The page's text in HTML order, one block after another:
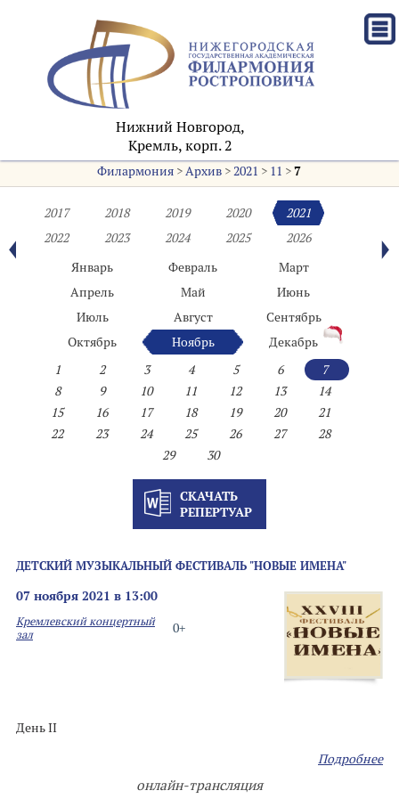
Нижний Новгород,
Кремль, корп. 2
Филармония >Архив >2021 > 11 >7
2017 2018 2019 2020
2021
2022
2023 2024 2025
2026
Январь
Февраль
Март
Апрель
Май
Июнь
Июль
Август
Сентябрь
Октябрь
Ноябрь
Декабрь
1
2 3 4 5 6
7
8
9 10 11 12 13
14
15
16 17 18 19 20
21
22
23 24 25 26 27
28
29
30
СКАЧАТЬ
РЕПЕРТУАР
ДЕТСКИЙ МУЗЫКАЛЬНЫЙ ФЕСТИВАЛЬ "НОВЫЕ ИМЕНА"
07 ноября 2021 в 13:00
0+
Кремлевский концертный
зал
День II
Подробнее
онлайн-трансляция